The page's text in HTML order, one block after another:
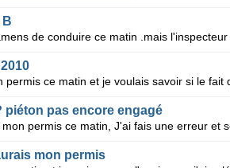
B
piéton pas encore engagé
mon permis